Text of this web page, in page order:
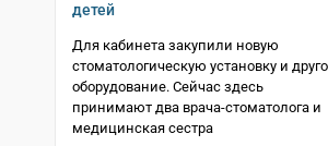
детей
Для кабинета закупили новую
стоматологическую установку и
оборудование. Сейчас здесь
принимают два врача-стоматолога и
медицинская сестра